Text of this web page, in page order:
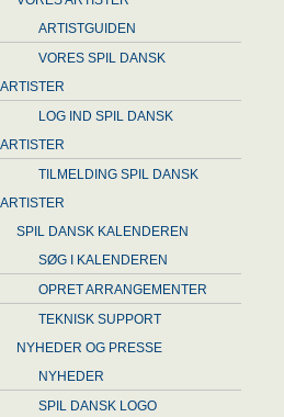
ARTISTGUIDEN
VORES SPIL DANSK
ARTISTER
LOG IND SPIL DANSK
ARTISTER
TILMELDING SPIL DANSK
ARTISTER
SPIL DANSK KALENDEREN
SØG I KALENDEREN
OPRET ARRANGEMENTER
TEKNISK SUPPORT
NYHEDER OG PRESSE
NYHEDER
SPIL DANSK LOGO